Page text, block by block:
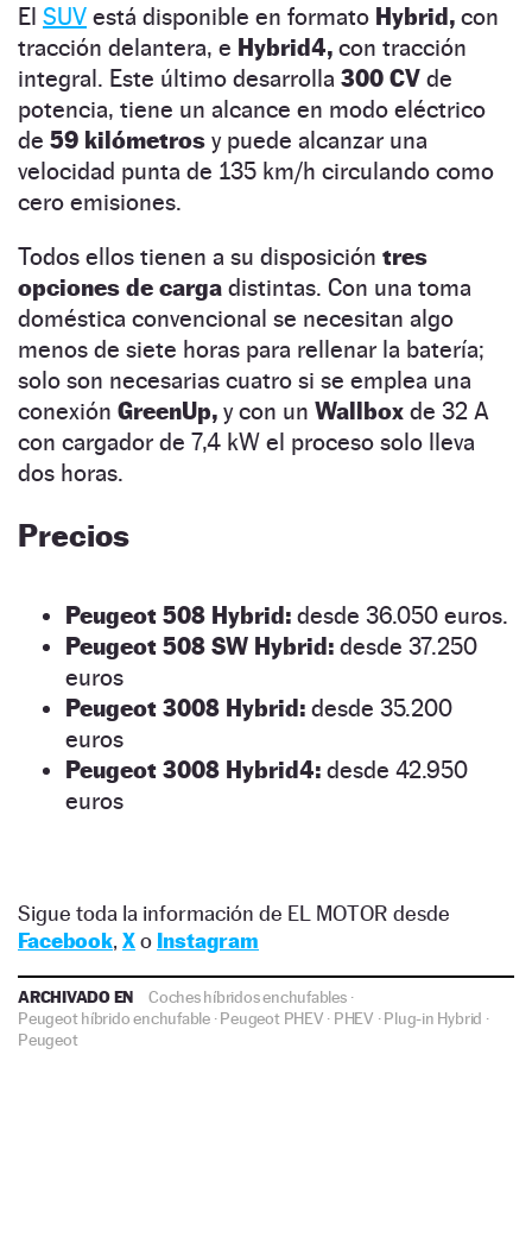
El SUV está disponible en formato Hybrid, con
tracción delantera, e Hybrid4, con tracción
integral. Este último desarrolla 300 CV de
potencia, tiene un alcance en modo eléctrico
de 59 kilómetros y puede alcanzar una
velocidad punta de 135 km/h circulando como
cero emisiones.
Todos ellos tienen a su disposición tres
opciones de carga distintas. Con una toma
doméstica convencional se necesitan algo
menos de siete horas para rellenar la batería;
solo son necesarias cuatro si se emplea una
conexión GreenUp, y con un Wallbox de 32 A
con cargador de 7,4 kW el proceso solo lleva
dos horas.
Precios
Peugeot 508 Hybrid: desde 36.050 euros.
Peugeot 508 SW Hybrid: desde 37.250
euros
Peugeot 3008 Hybrid: desde 35.200
euros
Peugeot 3008 Hybrid4: desde 42.950
euros
Sigue toda la información de EL MOTOR desde
Facebook, Xo Instagram
ARCHIVADO EN Coches híbridos enchufables·
Peugeot híbrido enchufable ·Peugeot PHEV · PHEV ·Plug-in Hybrid ·
Peugeot